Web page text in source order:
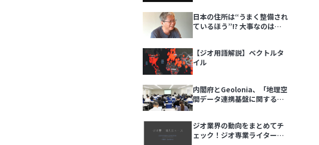
ト
日本の住所は“うまく整備され
ているほう”!? 大事なのは
【ジオ用語解説】ベクトルタ
イル
内閣府とGeolonia、「地理空
間データ連携基盤に関する勉
ジオ業界の動向をまとめてチ
ェック！ジオ専業ライター片